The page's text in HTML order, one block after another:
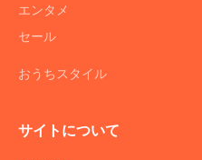
エンタメ
セール
おうちスタイル
サイトについて